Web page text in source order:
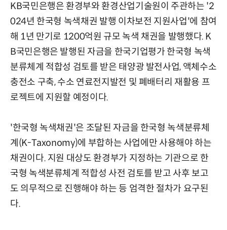
KB국민은행은 환경부와 환경산업기술원이 주관하는 '2
024년 한국형 녹색채권 발행 이차보전 지원사업'에 참여
해 1년 만기로 1200억원 규모 녹색 채권을 발행했다. K
B국민은행은 발행된 자금을 한국기업평가 한국형 녹색
분류체계 적합성 검토를 받은 태양광 발전사업, 액체수소
충전소 구축, 수소 연료전지발전 및 폐배터리 재활용 프
로젝트에 지원할 예정이다.
'한국형 녹색채권'은 조달된 자금을 한국형 녹색분류체
계(K-Taxonomy)에 부합하는 사업에만 사용해야 하는
채권이다. 지원 대상도 환경부가 지정하는 기관으로 한
국형 녹색분류체계 적합성 사전 검토를 받고 사후 보고
도 의무적으로 진행해야 하는 등 엄격한 절차가 요구된
다.